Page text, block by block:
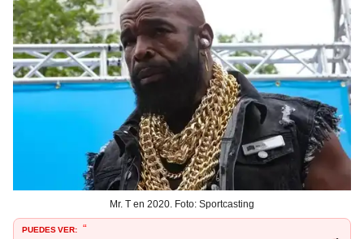
Mr. T en 2020. Foto: Sportcasting
PUEDES VER: “